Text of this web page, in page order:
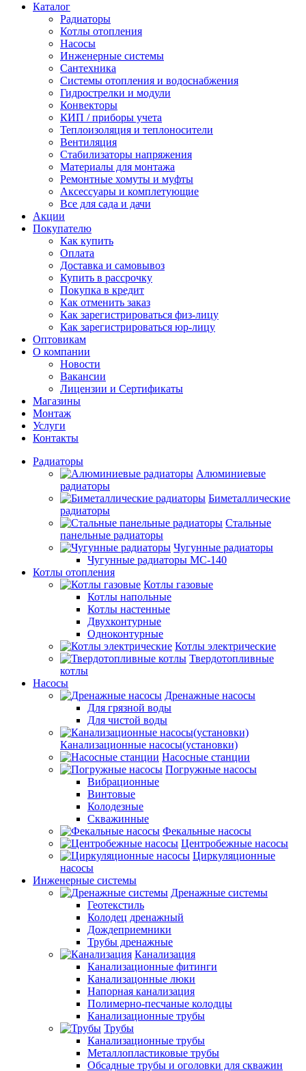
Каталог
Радиаторы
Котлы отопления
Насосы
Инженерные системы
Сантехника
Системы отопления и водоснабжения
Гидрострелки и модули
Конвекторы
КИП / приборы учета
Теплоизоляция и теплоносители
Вентиляция
Стабилизаторы напряжения
Материалы для монтажа
Ремонтные хомуты и муфты
Аксессуары и комплетующие
Все для сада и дачи
Акции
Покупателю
Как купить
Оплата
Доставка и самовывоз
Купить в рассрочку
Покупка в кредит
Как отменить заказ
Как зарегистрироваться физ-лицу
Как зарегистрироваться юр-лицу
Оптовикам
О компании
Новости
Вакансии
Лицензии и Сертификаты
Магазины
Монтаж
Услуги
Контакты
Радиаторы
Алюминиевые
радиаторы
Биметаллические
радиаторы
Стальные
панельные радиаторы
Чугунные радиаторы
Чугунные радиаторы МС-140
Котлы отопления
Котлы газовые
Котлы напольные
Котлы настенные
Двухконтурные
Одноконтурные
Котлы электрические
Твердотопливные
котлы
Насосы
Дренажные насосы
Для грязной воды
Для чистой воды
Канализационные насосы(установки)
Насосные станции
Погружные насосы
Вибрационные
Винтовые
Колодезные
Скважинные
Фекальные насосы
Центробежные насосы
Циркуляционные
насосы
Инженерные системы
Дренажные системы
Геотекстиль
Колодец дренажный
Дождеприемники
Трубы дренажные
Канализация
Канализационные фитинги
Канализацонные люки
Напорная канализация
Полимерно-песчаные колодцы
Канализационные трубы
Трубы
Канализационные трубы
Металлопластиковые трубы
Обсадные трубы и оголовки для скважин